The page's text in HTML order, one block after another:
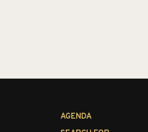
AGENDA